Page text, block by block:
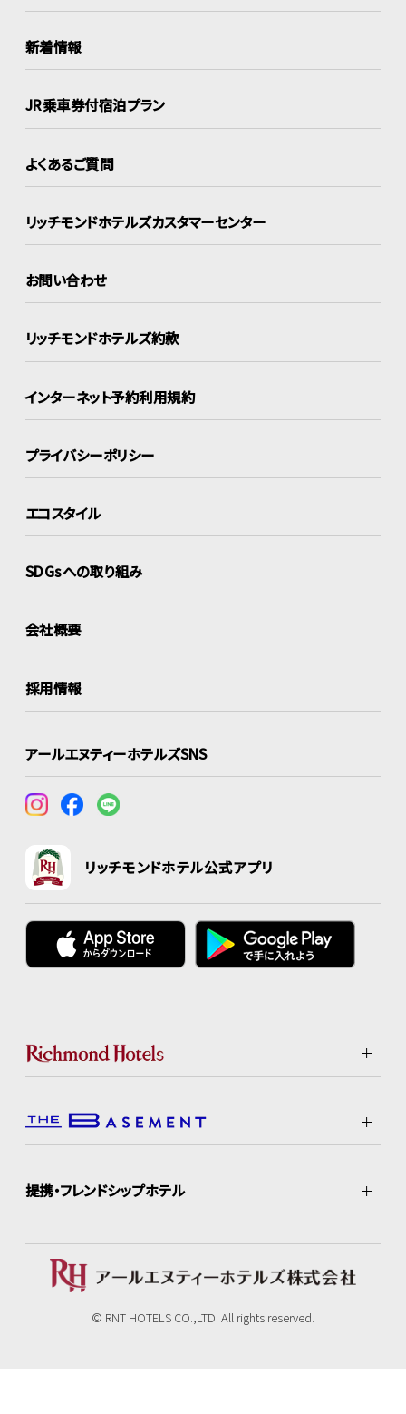
新着情報
JR乗車券付宿泊プラン
よくあるご質問
リッチモンドホテルズカスタマーセンター
お問い合わせ
リッチモンドホテルズ約款
インターネット予約利用規約
プライバシーポリシー
エコスタイル
SDGsへの取り組み
会社概要
採用情報
アールエヌティーホテルズSNS
リッチモンドホテル公式アプリ
提携・フレンドシップホテル
© RNT HOTELS CO.,LTD. All rights reserved.